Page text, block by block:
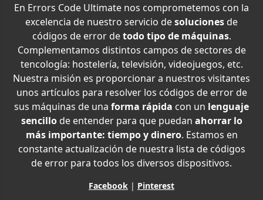
En Errors Code Ultimate nos comprometemos con la
excelencia de nuestro servicio desoluciones de
códigos de error detodo tipo de máquinas.
Complementamos distintos campos de sectores de
tencología: hostelería, televisión, videojuegos, etc.
Nuestra misión es proporcionar a nuestros visitantes
unos artículos para resolver los códigos de error de
sus máquinas de una forma rápida con un lenguaje
sencillode entender para que puedan ahorrar lo
más importante: tiempo y dinero. Estamos en
constante actualización de nuestra lista de códigos
de error para todos los diversos dispositivos.
Facebook | Pinterest